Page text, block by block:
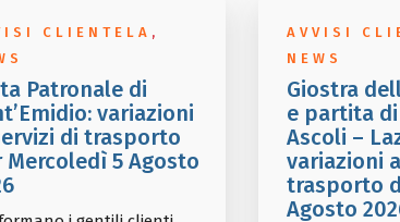
CLIENTELA ,
Patronale di
variazioni
di trasporto
Mercoledì 5 Agosto
AVVISI
NEWS
Giostra
e partita
Ascoli –
variazioni
trasporto
Agosto